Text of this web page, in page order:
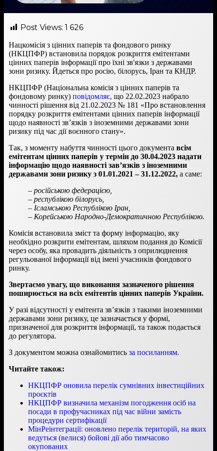
Post Views: 1 626
Нацкомісія з цінних паперів та фондового ринку
(НКЦПФР) встановила порядок розкриття емітентами
цінних паперів інформації про їхні зв'язки з державами
зони ризику. Йдеться про росію, білорусь, Іран та КНДР.
НКЦПФР (Національна комісія з цінних паперів та
фондовому ринку) повідомляє, що 22.02.2023 набрало
чинності рішення від 21.02.2023 № 181 «Про встановлення
порядку розкриття емітентами цінних паперів інформації
щодо наявності зв’язків з іноземними державами зони
ризику під час дії воєнного стану».
Так, з моменту набуття чинності цього документа всім
емітентам цінних паперів у термін до 30.04.2023 надати
інформацію щодо наявності зав’язків з іноземними
державами зони ризику з 01.01.2021 – 31.12.2022, а саме:
– російською федерацією,
– республікою білорусь,
– Ісламською Республікою Іран,
– Корейською Народно-Демократичною Республікою.
Комісія встановила зміст та форму інформацію, яку
необхідно розкрити емітентам, шляхом подання до Комісії
через особу, яка провадить діяльність з оприлюднення
регульованої інформації від імені учасників фондового
ринку.
Звертаємо увагу, що виконання зазначеного рішення
поширюється на всіх емітентів цінних паперів України.
У разі відсутності у емітента зв’язків з такими іноземними
державами зони ризику, це зазначається у формі,
призначеної для розкриття інформації, та також подається
до регулятора.
З документом можна ознайомитись за посиланням.
Читайте також:
НКЦПФР оновила перелік сумнівних інвестиційних
проєктів
НКЦПФР визначила механізм погодження осіб на
посади в профучасниках під час війни замість
процедури сертифікації
МінРеінтеграції: оновлено перелік територій, на яких
ведуться (велися) бойові дії або тимчасово
окупованих